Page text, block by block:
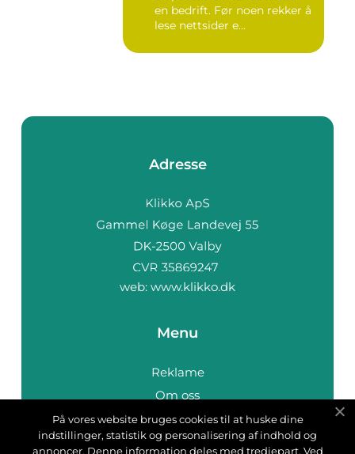
en bedrift. Før noen rekker å
lese nettsider e...
Adresse
web: www.klikko.dk
Menu
Reklame
Om oss
Cookies
Kontakt Oss
På vores website bruges cookies til at huske dine
indstillinger, statistik og personalisering af indhold og
annoncer. Denne information deles med tredjepart. Ved